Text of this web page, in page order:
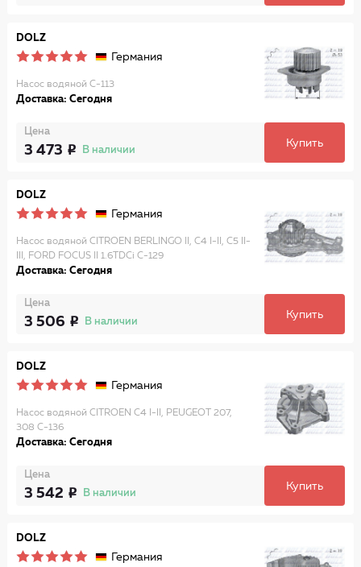
DOLZ
Германия
Насос водяной C-113
Доставка: Сегодня
Цена
3 473 В наличии
Купить
DOLZ
Германия
Насос водяной CITROEN BERLINGO II, C4 I-II, C5 II-
III, FORD FOCUS II 1.6TDCi C-129
Доставка: Сегодня
Цена
3 506 В наличии
Купить
DOLZ
Германия
Насос водяной CITROEN C4 I-II, PEUGEOT 207,
308 C-136
Доставка: Сегодня
Цена
3 542 В наличии
Купить
DOLZ
Германия